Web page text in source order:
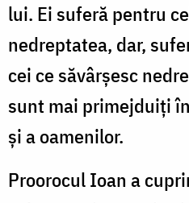
lui. Ei suferă pentru
nedreptatea, dar,
cei ce săvârşesc
sunt mai primejduiţi
şi a oamenilor.
Proorocul Ioan a